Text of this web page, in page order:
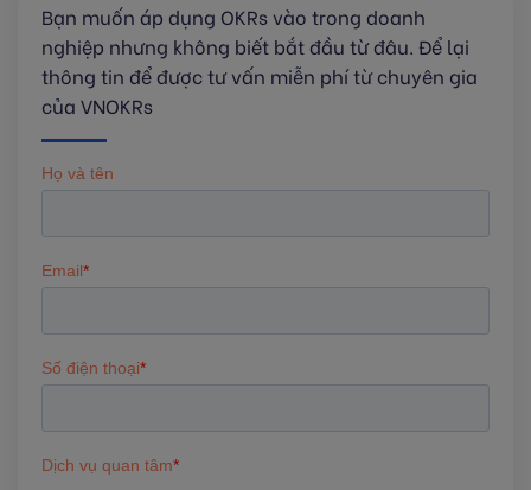
Bạn muốn áp dụng OKRs vào trong doanh
nghiệp nhưng không biết bắt đầu từ đâu. Để lại
thông tin để được tư vấn miễn phí từ chuyên gia
của VNOKRs